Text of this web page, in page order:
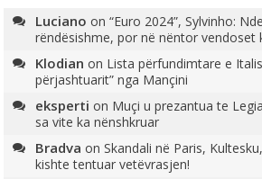
Luciano on“Euro 2024”, Sylvinho:
rëndësishme, por në nëntor vendoset
Klodian on Lista përfundimtare e
përjashtuarit” nga Mançini
eksperti on Muçi u prezantua te
sa vite ka nënshkruar
Bradva onSkandali në Paris,
kishte tentuar vetëvrasjen!